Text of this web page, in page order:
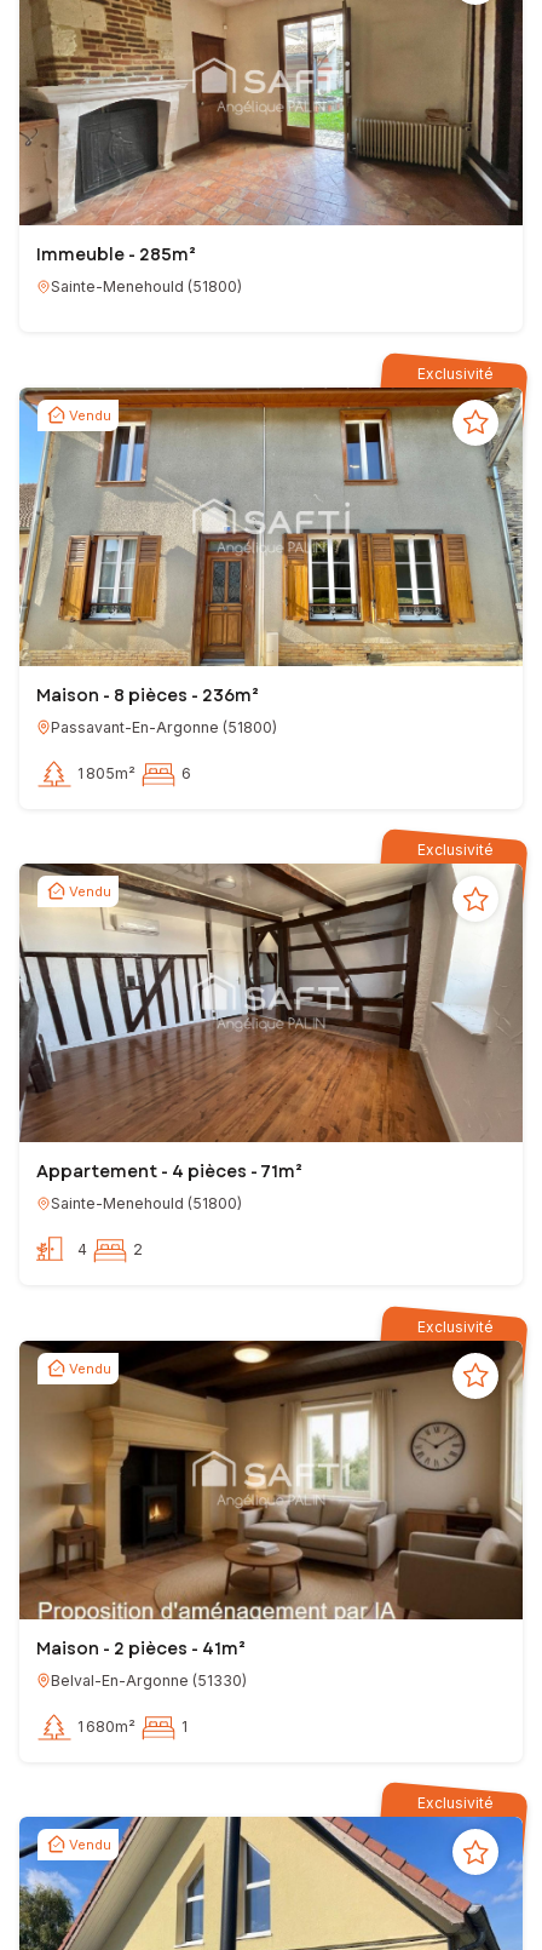
Immeuble - 285m²
Sainte-Menehould (51800)
Exclusivité
Vendu
Maison - 8 pièces - 236m²
Passavant-En-Argonne (51800)
1 805m² 6
Exclusivité
Vendu
Appartement - 4 pièces - 71m²
Sainte-Menehould (51800)
4 2
Exclusivité
Vendu
Maison - 2 pièces - 41m²
Belval-En-Argonne (51330)
1 680m² 1
Exclusivité
Vendu